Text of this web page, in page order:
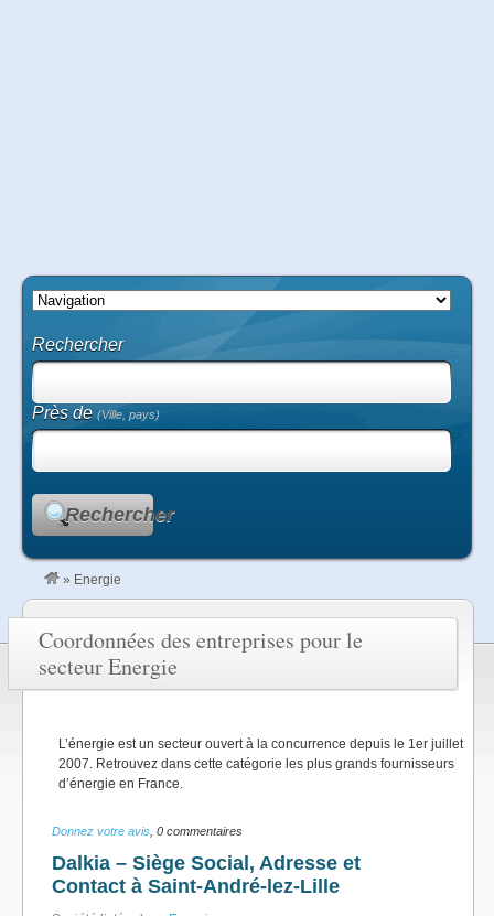
Rechercher
Près de(Ville, pays)
Rechercher
» Energie
Coordonnées des entreprises pour le
secteur Energie
L’énergie est un secteur ouvert à la concurrence depuis le 1er juillet
2007. Retrouvez dans cette catégorie les plus grands fournisseurs
d’énergie en France.
Donnez votre avis , 0 commentaires
Dalkia – Siège Social, Adresse et
Contact à Saint-André-lez-Lille